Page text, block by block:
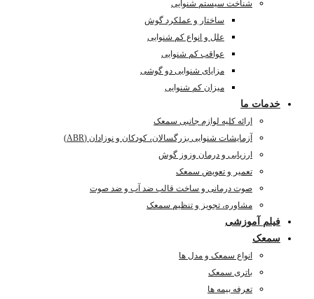
شناخت سیستم شنوایی
ساختار و عملکرد گوش
علل و انواع کم شنوایی
عواقب کم شنوایی
مزایای شنوایی دو گوشی
میزان کم شنوایی
خدمات ما
ارائه کلیه لوازم جانبی سمعک
آزمایشات شنوایی بزرگسالان، کودکان و نوزادان (ABR)
ارزیابی و درمان وزوز گوش
تعمیر و تعویض سمعک
صوت درمانی و ساخت قالب ضد آب و ضد صوت
مشاوره، تجویز و تنظیم سمعک
فیلم آموزشی
سمعک
انواع سمعک و مدل ها
باتری سمعک
تعرفه بیمه ها